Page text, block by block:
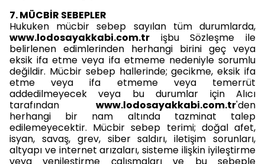
7. MÜCBİR SEBEPLER
Hukuken mücbir sebep sayılan tüm durumlarda,
www.lodosayakkabi.com.tr işbu Sözleşme ile
belirlenen edimlerinden herhangi birini geç veya
eksik ifa etme veya ifa etmeme nedeniyle sorumlu
değildir. Mücbir sebep hallerinde; gecikme, eksik ifa
etme veya ifa etmeme veya temerrüt
addedilmeyecek veya bu durumlar için Alıcı
tarafından www.lodosayakkabi.com.tr'den
herhangi bir nam altında tazminat talep
edilemeyecektir. Mücbir sebep terimi; doğal afet,
isyan, savaş, grev, siber saldırı, iletişim sorunları,
altyapı ve internet arızaları, sisteme ilişkin iyileştirme